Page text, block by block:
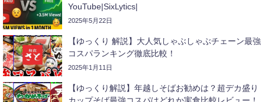
YouTube|SixLytics|
2025年5月22日
【ゆっくり 解説】大人気しゃぶしゃぶチェーン最強
コスパランキング徹底比較！
2025年1月11日
【ゆっくり解説】年越しそばお勧めは？超デカ盛り